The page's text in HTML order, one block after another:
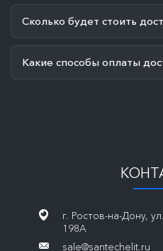
Сколько будет стоить
Какие способы оплаты
г. Ростов-на-Дону,
198А
sale@santechelit.ru